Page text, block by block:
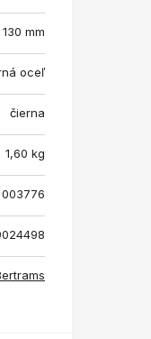
130 mm
oceľ
čierna
1,60 kg
003776